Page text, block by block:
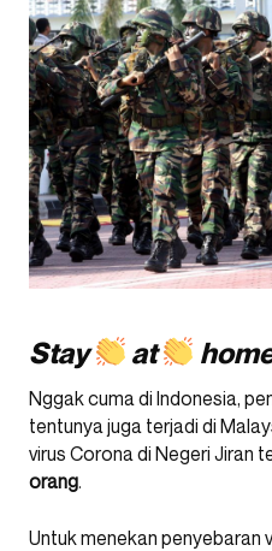
Stay at
Nggak cuma di Indonesia,
tentunya juga terjadi di
virus Corona di Negeri Jiran
orang.
Untuk menekan penyebaran